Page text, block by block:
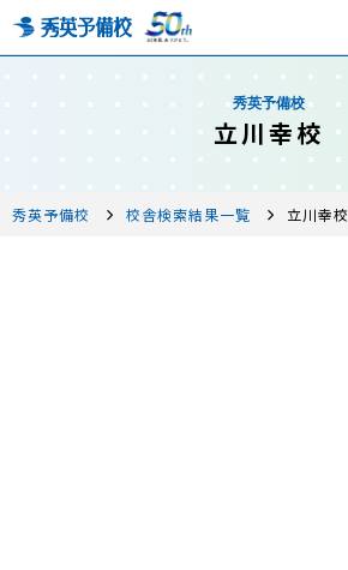
秀英予備校
立川幸校
秀英予備校 校舎検索結果一覧 立川幸校